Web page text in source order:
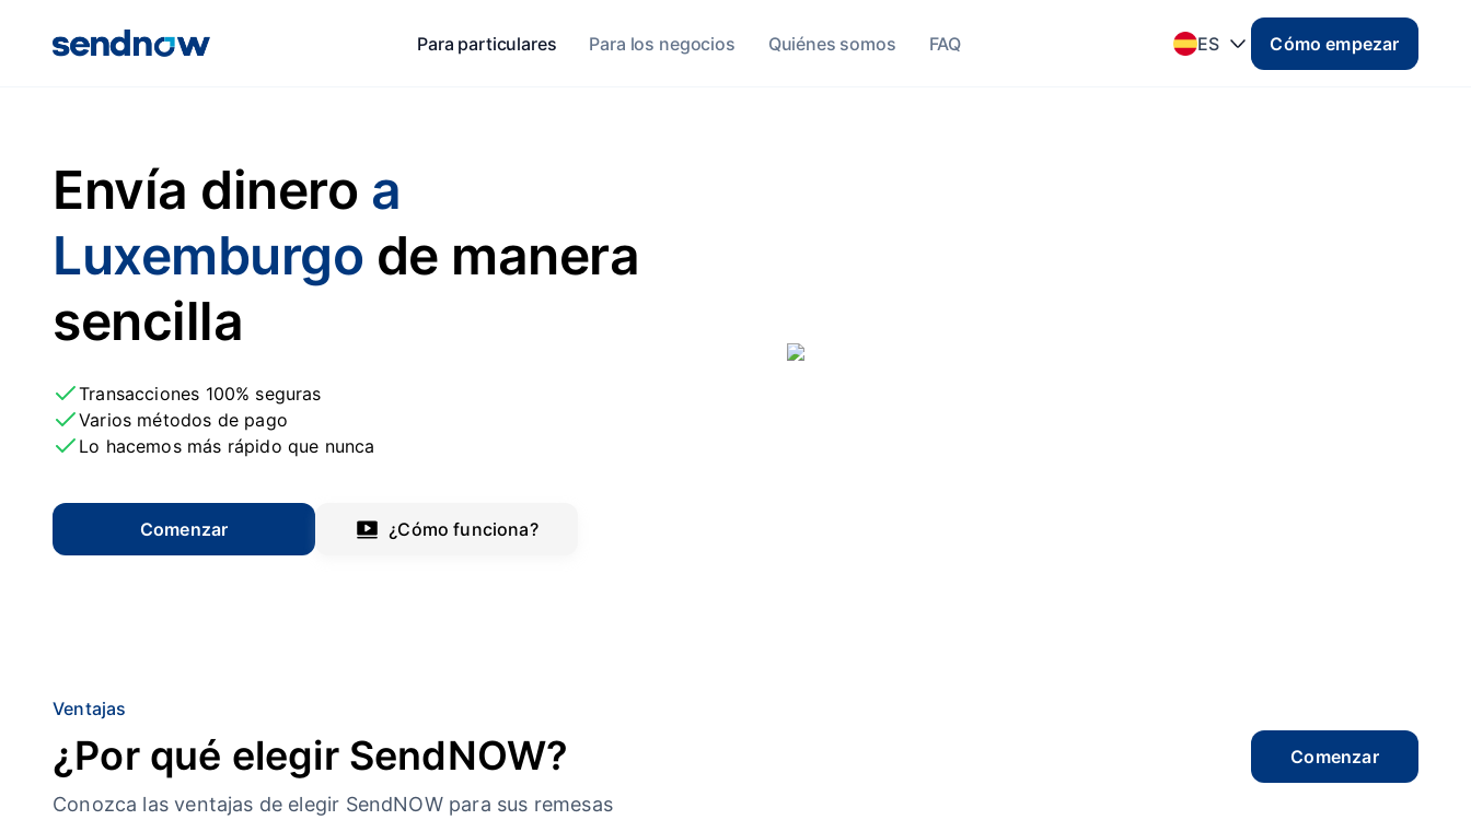
Para particulares Para los negocios Quiénes somos FAQ ES Cómo empezar
Envía dinero a
Luxemburgo de manera
sencilla
Transacciones 100% seguras
Varios métodos de pago
Lo hacemos más rápido que nunca
Comenzar ¿Cómo funciona?
Ventajas
¿Por qué elegir SendNOW?
Conozca las ventajas de elegir SendNOW para sus remesas
Comenzar